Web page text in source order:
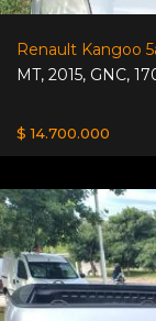
Renault Kangoo
MT, 2015, GNC,
$ 14.700.000